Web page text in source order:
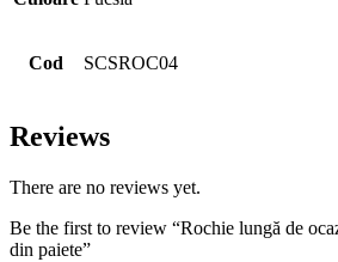
Cod SCSROC04
Reviews
There are no reviews yet.
Be the first to review “Rochie lungă de
din paiete”